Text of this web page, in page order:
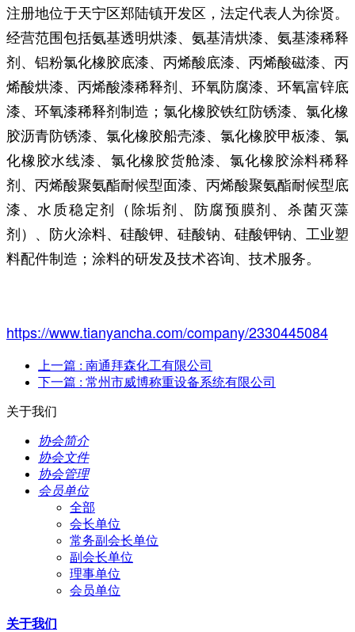
注册地位于天宁区郑陆镇开发区，法定代表人为徐贤。
经营范围包括氨基透明烘漆、氨基清烘漆、氨基漆稀释
剂、铝粉氯化橡胶底漆、丙烯酸底漆、丙烯酸磁漆、丙
烯酸烘漆、丙烯酸漆稀释剂、环氧防腐漆、环氧富锌底
漆、环氧漆稀释剂制造；氯化橡胶铁红防锈漆、氯化橡
胶沥青防锈漆、氯化橡胶船壳漆、氯化橡胶甲板漆、氯
化橡胶水线漆、氯化橡胶货舱漆、氯化橡胶涂料稀释
剂、丙烯酸聚氨酯耐候型面漆、丙烯酸聚氨酯耐候型底
漆、水质稳定剂（除垢剂、防腐预膜剂、杀菌灭藻
剂）、防火涂料、硅酸钾、硅酸钠、硅酸钾钠、工业塑
料配件制造；涂料的研发及技术咨询、技术服务。
https://www.tianyancha.com/company/2330445084
上一篇 : 南通拜森化工有限公司
下一篇 : 常州市威博称重设备系统有限公司
关于我们
协会简介
协会文件
协会管理
会员单位
全部
会长单位
常务副会长单位
副会长单位
理事单位
会员单位
关于我们